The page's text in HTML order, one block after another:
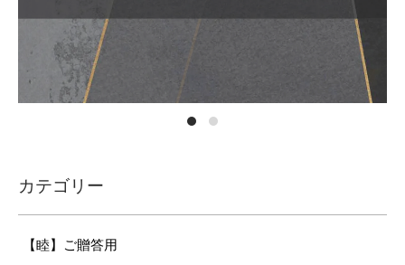
カテゴリー
【睦】ご贈答用